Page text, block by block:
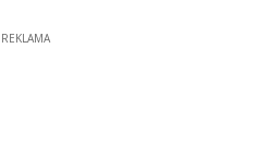
REKLAMA